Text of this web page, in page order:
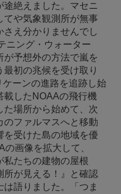
途絶えました。マセニ
てや気象観測所が無事
え分かりませんでし
ニング・ウォーター
が予想外の方法で嵐を
初の兆候を受け取り
ーンの進路を追跡し始
載したNOAAの飛行機
た場所から始めて、次
のファルマスへと移動
を受けた島の地域を優
画像を拡大して、
私たちの建物の屋根
が見える！』と確認
語りました。「つま